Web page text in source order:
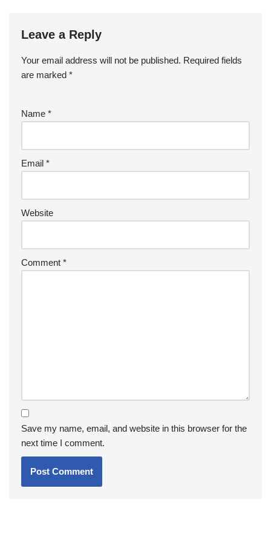
Leave a Reply
Your email address will not be published. Required fields
are marked *
Name *
Email *
Website
Comment *
Save my name, email, and website in this browser for the
next time I comment.